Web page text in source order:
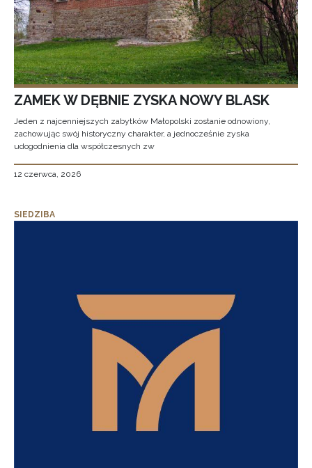
ZAMEK W DĘBNIE ZYSKA NOWY BLASK
Jeden z najcenniejszych zabytków Małopolski zostanie odnowiony,
zachowując swój historyczny charakter, a jednocześnie zyska
udogodnienia dla współczesnych zw
12 czerwca, 2026
SIEDZIBA